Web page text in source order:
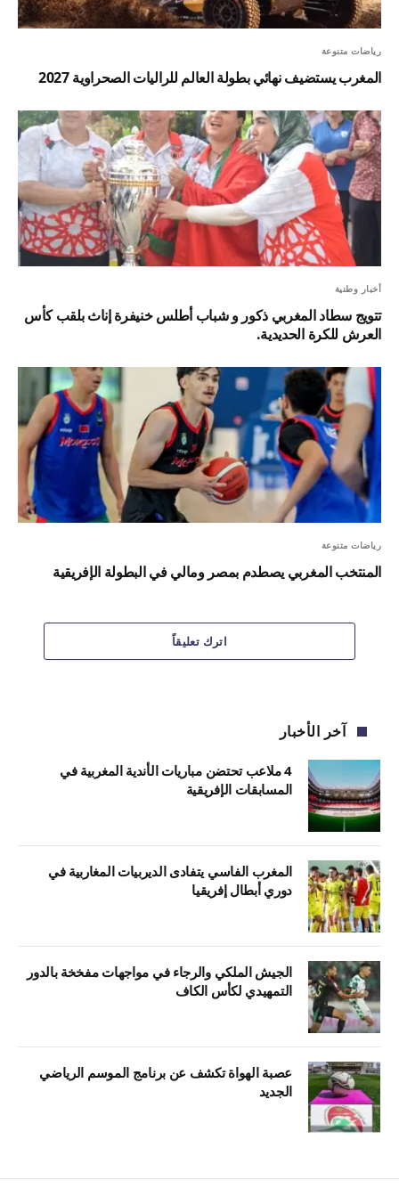
رياضات متنوعة
المغرب يستضيف نهائي بطولة العالم للراليات الصحراوية 2027
أخبار وطنية
تتويج سطاد المغربي ذكور و شباب أطلس خنيفرة إناث بلقب كأس
العرش للكرة الحديدية.
رياضات متنوعة
المنتخب المغربي يصطدم بمصر ومالي في البطولة الإفريقية
اترك تعليقاً
آخر الأخبار
4 ملاعب تحتضن مباريات الأندية المغربية في
المسابقات الإفريقية
المغرب الفاسي يتفادى الديربيات المغاربية في
دوري أبطال إفريقيا
الجيش الملكي والرجاء في مواجهات مفخخة بالدور
التمهيدي لكأس الكاف
عصبة الهواة تكشف عن برنامج الموسم الرياضي
الجديد